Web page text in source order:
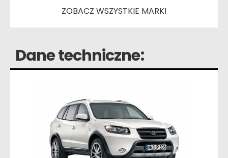
ZOBACZ WSZYSTKIE MARKI
Dane techniczne: